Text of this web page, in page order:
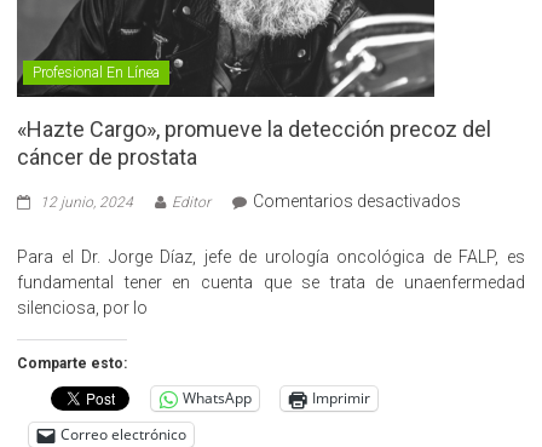
Profesional En Línea
«Hazte Cargo», promueve la detección precoz del
cáncer de prostata
12 junio, 2024 Editor Comentarios desactivados
Cargo»,
promueve
Para el Dr. Jorge Díaz, jefe de urología oncológica de FALP, es
fundamental tener en cuenta que se trata de unaenfermedad
silenciosa, por lo
Comparte esto:
WhatsApp
Imprimir
Correo electrónico